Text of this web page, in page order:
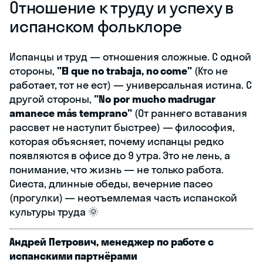
Отношение к труду и успеху в
испанском фольклоре
Испанцы и труд — отношения сложные. С одной
стороны, "El que no trabaja, no come" (Кто не
работает, тот не ест) — универсальная истина. С
другой стороны, "No por mucho madrugar
amanece más temprano"(От раннего вставания
рассвет не наступит быстрее) — философия,
которая объясняет, почему испанцы редко
появляются в офисе до 9 утра. Это не лень, а
понимание, что жизнь — не только работа.
Сиеста, длинные обеды, вечерние пасео
(прогулки) — неотъемлемая часть испанской
культуры труда 🌞
Андрей Петрович, менеджер по работе с
испанскими партнёрами